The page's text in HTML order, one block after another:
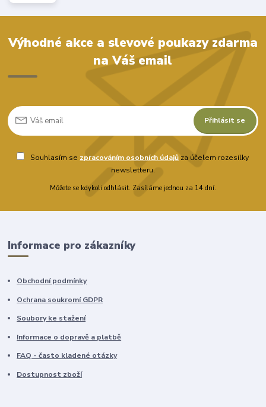
Výhodné akce a slevové poukazy zdarma
na Váš email
Přihlásit se
Souhlasím se zpracováním osobních údajů za účelem rozesílky
newsletteru.
Můžete se kdykoli odhlásit. Zasíláme jednou za 14 dní.
Informace pro zákazníky
Obchodní podmínky
Ochrana soukromí GDPR
Soubory ke stažení
Informace o dopravě a platbě
FAQ - často kladené otázky
Dostupnost zboží